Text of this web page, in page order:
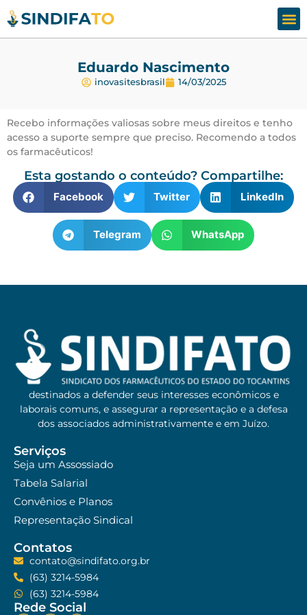
Eduardo Nascimento
inovasitesbrasil 14/03/2025
Recebo informações valiosas sobre meus direitos e tenho
acesso a suporte sempre que preciso. Recomendo a todos
os farmacêuticos!
Esta gostando o conteúdo? Compartilhe:
Facebook Twitter LinkedIn
Telegram WhatsApp
destinados a defender seus interesses econômicos e
laborais comuns, e assegurar a representação e a defesa
dos associados administrativamente e em Juízo.
Serviços
Seja um Assossiado
Tabela Salarial
Convênios e Planos
Representação Sindical
Contatos
contato@sindifato.org.br
(63) 3214-5984
(63) 3214-5984
Rede Social